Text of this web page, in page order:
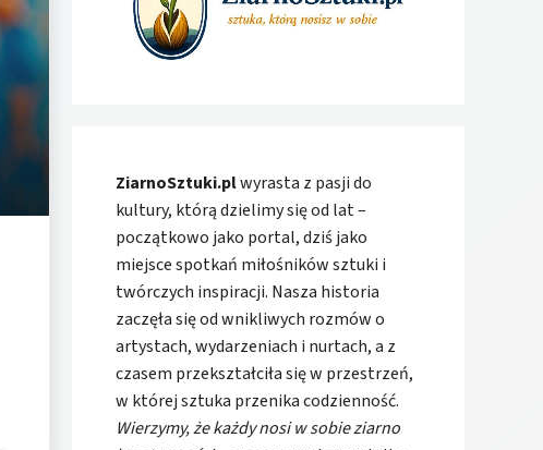
ZiarnoSztuki.plwyrasta z pasji do
kultury, którą dzielimy się od lat –
początkowo jako portal, dziś jako
miejsce spotkań miłośników sztuki i
twórczych inspiracji. Nasza historia
zaczęła się od wnikliwych rozmów o
artystach, wydarzeniach i nurtach, a z
czasem przekształciła się w przestrzeń,
w której sztuka przenika codzienność.
Wierzymy, że każdy nosi w sobie ziarno